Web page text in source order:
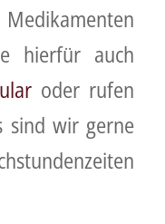
hierfür auch
oder rufen
sind wir gerne